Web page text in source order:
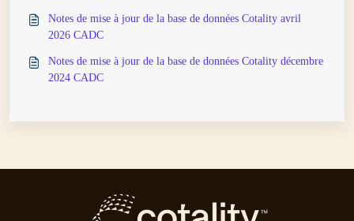
Notes de mise à jour de la base de données Cotality avril
2026 CADC
Notes de mise à jour de la base de données Cotality décembre
2024 CADC